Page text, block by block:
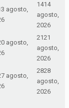
agosto,
1414
agosto,
2026
agosto,
2121
agosto,
2026
agosto,
2828
agosto,
2026